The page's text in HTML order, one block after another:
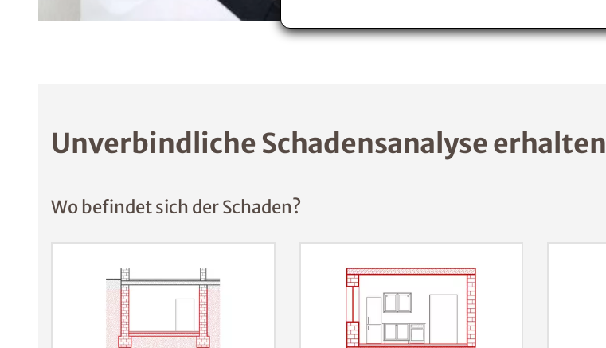
Unverbindliche Schadensanalyse erhalten
Wo befindet sich der Schaden?